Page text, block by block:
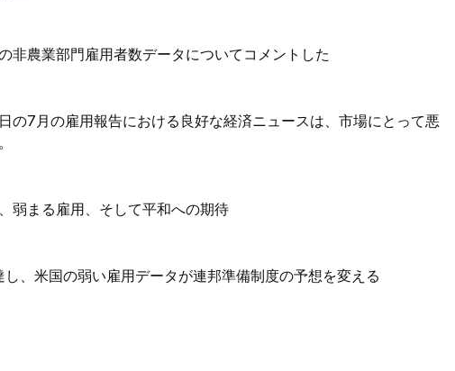
非農業部門雇用者数データについてコメントした
の7月の雇用報告における良好な経済ニュースは、市場にとって悪
弱まる雇用、そして平和への期待
、米国の弱い雇用データが連邦準備制度の予想を変える